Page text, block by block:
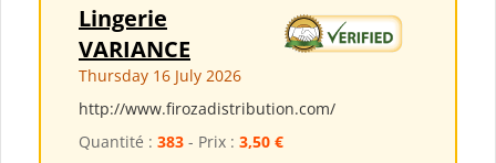
Lingerie
VARIANCE
Thursday 16 July 2026
http://www.firozadistribution.com/
Quantité : 383 - Prix : 3,50 €